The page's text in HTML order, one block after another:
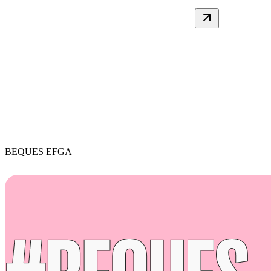
B EQUES EFGA